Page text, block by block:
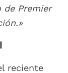
de Premier
reciente